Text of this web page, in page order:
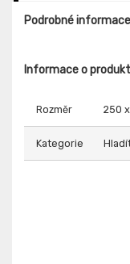
Podrobné
Informace o
Rozměr 250
Kategorie